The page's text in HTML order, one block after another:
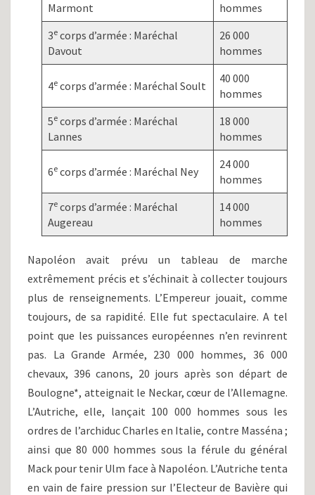
Marmont
hommes
3e corps d’armée : Maréchal
Davout
26 000
hommes
4e corps d’armée : Maréchal Soult
40 000
hommes
5e corps d’armée : Maréchal
Lannes
18 000
hommes
6e corps d’armée : Maréchal Ney
24 000
hommes
7e corps d’armée : Maréchal
Augereau
14 000
hommes
Napoléon avait prévu un tableau de marche
extrêmement précis et s’échinait à collecter toujours
plus de renseignements. L’Empereur jouait, comme
toujours, de sa rapidité. Elle fut spectaculaire. A tel
point que les puissances européennes n’en revinrent
pas. La Grande Armée, 230 000 hommes, 36 000
chevaux, 396 canons, 20 jours après son départ de
Boulogne*, atteignait le Neckar, cœur de l’Allemagne.
L’Autriche, elle, lançait 100 000 hommes sous les
ordres de l’archiduc Charles en Italie, contre Masséna ;
ainsi que 80 000 hommes sous la férule du général
Mack pour tenir Ulm face à Napoléon. L’Autriche tenta
en vain de faire pression sur l’Electeur de Bavière qui